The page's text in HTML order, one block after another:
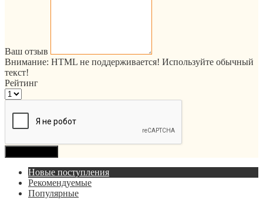
Ваш отзыв
Внимание: HTML не поддерживается! Используйте обычный
текст!
Рейтинг
Новые поступления
Рекомендуемые
Популярные